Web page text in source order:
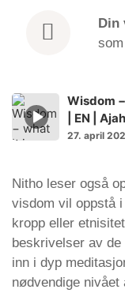
Din
Episode
play
icon
Wisdom
| EN |
27. april
Nitho leser også
visdom vil oppstå
kropp eller
beskrivelser av
inn i dyp
nødvendige